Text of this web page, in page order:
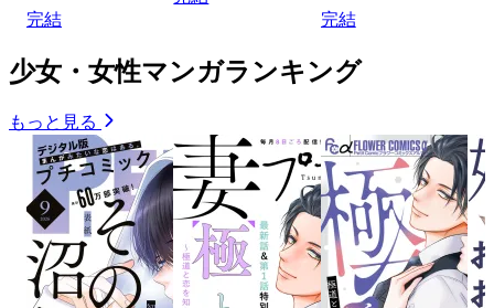
完結 完結
少女・女性マンガランキング
もっと見る